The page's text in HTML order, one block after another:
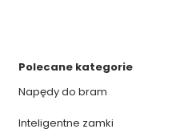
Polecane kategorie
Napędy do bram
Inteligentne zamki